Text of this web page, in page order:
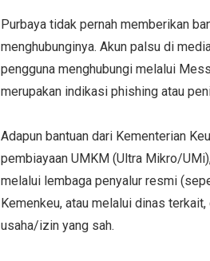
Purbaya tidak pernah memberikan
menghubunginya. Akun palsu di
pengguna menghubungi melalui
merupakan indikasi phishing atau
Adapun bantuan dari Kementerian
pembiayaan UMKM (Ultra Mikro/
melalui lembaga penyalur resmi
Kemenkeu, atau melalui dinas
usaha/izin yang sah.